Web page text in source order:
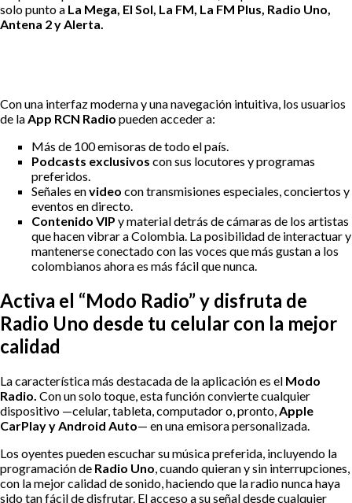
solo punto a La Mega, El Sol, La FM, La FM Plus, Radio Uno,
Antena 2 y Alerta.
Con una interfaz moderna y una navegación intuitiva, los usuarios
de la App RCN Radio pueden acceder a:
Más de 100 emisoras de todo el país.
Podcasts exclusivos con sus locutores y programas
preferidos.
Señales envideo con transmisiones especiales, conciertos y
eventos en directo.
Contenido VIP y material detrás de cámaras de los artistas
que hacen vibrar a Colombia. La posibilidad de interactuar y
mantenerse conectado con las voces que más gustan a los
colombianos ahora es más fácil que nunca.
Activa el “Modo Radio” y disfruta de
Radio Uno desde tu celular con la mejor
calidad
La característica más destacada de la aplicación es el Modo
Radio. Con un solo toque, esta función convierte cualquier
dispositivo —celular, tableta, computador o, pronto, Apple
CarPlay y Android Auto— en una emisora personalizada.
Los oyentes pueden escuchar su música preferida, incluyendo la
programación de Radio Uno , cuando quieran y sin interrupciones,
con la mejor calidad de sonido, haciendo que la radio nunca haya
sido tan fácil de disfrutar. El acceso a su señal desde cualquier